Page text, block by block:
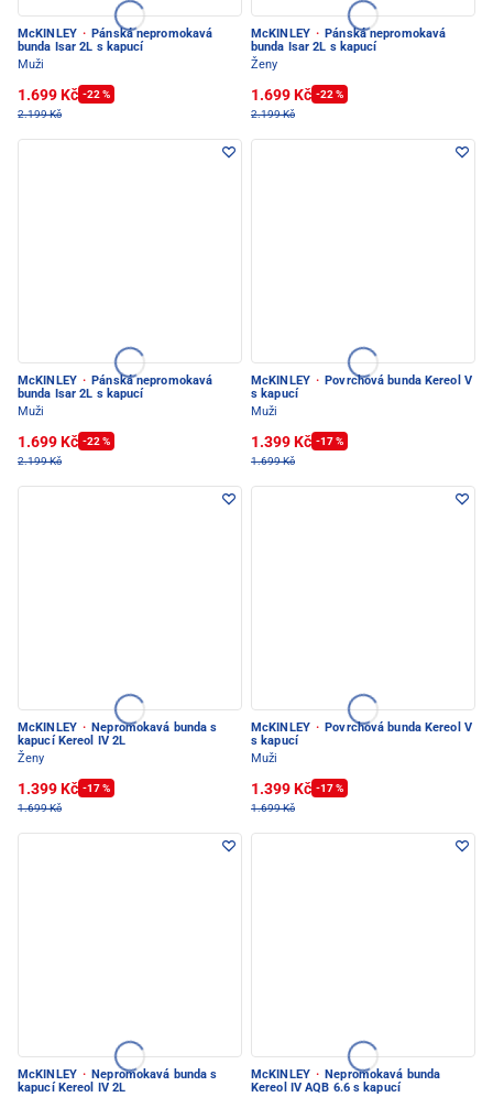
McKINLEY · Pánská nepromokavá
bunda Isar 2L s kapucí
Muži
1.699 Kč -22 %
2.199 Kč
McKINLEY · Pánská nepromokavá
bunda Isar 2L s kapucí
Ženy
1.699 Kč -22 %
2.199 Kč
McKINLEY · Pánská nepromokavá
bunda Isar 2L s kapucí
Muži
1.699 Kč -22 %
2.199 Kč
McKINLEY · Povrchová bunda Kereol V
s kapucí
Muži
1.399 Kč -17 %
1.699 Kč
McKINLEY · Nepromokavá bunda s
kapucí Kereol IV 2L
Ženy
1.399 Kč -17 %
1.699 Kč
McKINLEY · Povrchová bunda Kereol V
s kapucí
Muži
1.399 Kč -17 %
1.699 Kč
McKINLEY · Nepromokavá bunda s
kapucí Kereol IV 2L
McKINLEY · Nepromokavá bunda
Kereol IV AQB 6.6 s kapucí